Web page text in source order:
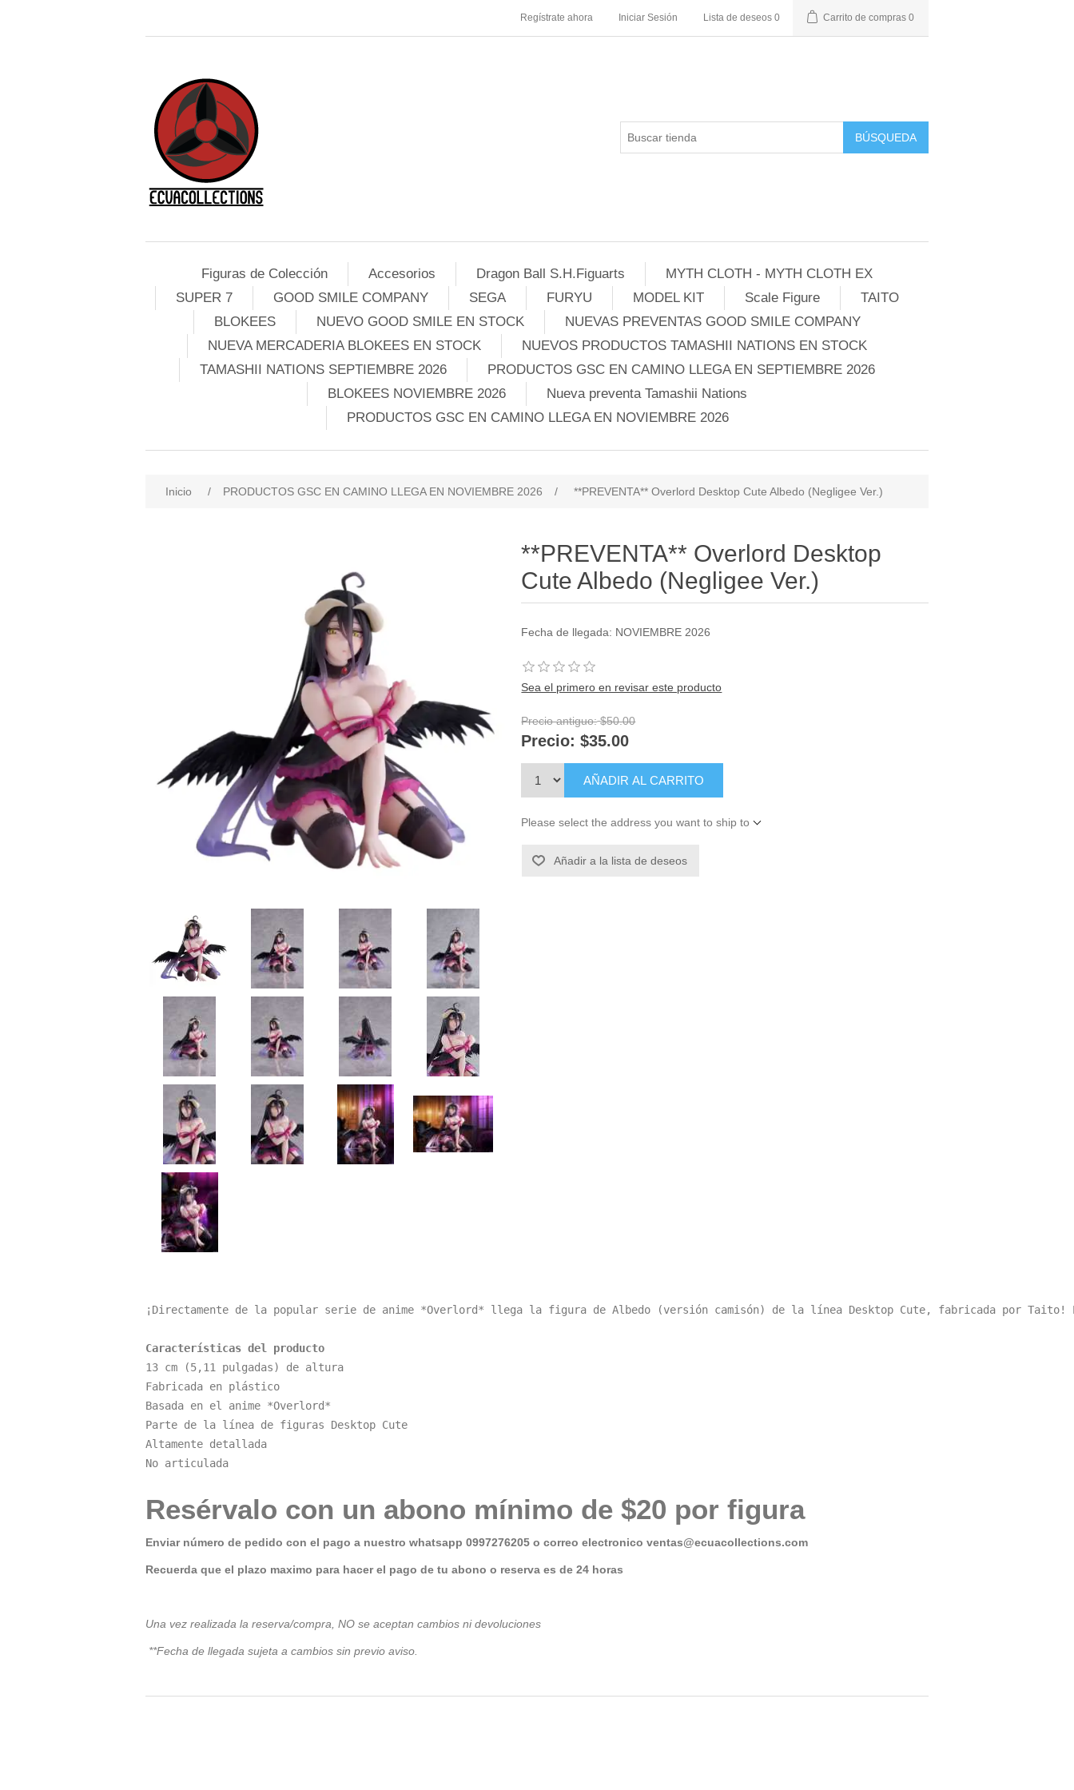
Regístrate ahora Iniciar Sesión Lista de deseos 0 Carrito de compras 0
BÚSQUEDA
Figuras de Colección Accesorios Dragon Ball S.H.Figuarts
MYTH CLOTH - MYTH CLOTH EX
SUPER 7
GOOD SMILE COMPANY SEGA FURYU MODEL KIT Scale Figure
TAITO
BLOKEES
NUEVO GOOD SMILE EN STOCK
NUEVAS PREVENTAS GOOD SMILE COMPANY
NUEVA MERCADERIA BLOKEES EN STOCK
NUEVOS PRODUCTOS TAMASHII NATIONS EN STOCK
TAMASHII NATIONS SEPTIEMBRE 2026
PRODUCTOS GSC EN CAMINO LLEGA EN SEPTIEMBRE 2026
BLOKEES NOVIEMBRE 2026
Nueva preventa Tamashii Nations
PRODUCTOS GSC EN CAMINO LLEGA EN NOVIEMBRE 2026
Inicio / PRODUCTOS GSC EN CAMINO LLEGA EN NOVIEMBRE 2026 / **PREVENTA** Overlord Desktop Cute Albedo (Negligee Ver.)
**PREVENTA** Overlord Desktop
Cute Albedo (Negligee Ver.)
Fecha de llegada: NOVIEMBRE 2026
Sea el primero en revisar este producto
Precio antiguo: $50.00
Precio: $35.00
AÑADIR AL CARRITO
Please select the address you want to ship to
Añadir a la lista de deseos
¡Directamente de la popular serie de anime *Overlord* llega la figura de Albedo (versión camisón) de la línea Desktop Cute, fabricada por
Características del producto
13 cm (5,11 pulgadas) de altura
Fabricada en plástico
Basada en el anime *Overlord*
Parte de la línea de figuras Desktop Cute
Altamente detallada
No articulada
Resérvalo con un abono mínimo de $20 por figura
Enviar número de pedido con el pago a nuestro whatsapp 0997276205 o correo electronico ventas@ecuacollections.com
Recuerda que el plazo maximo para hacer el pago de tu abono o reserva es de 24 horas
Una vez realizada la reserva/compra, NO se aceptan cambios ni devoluciones
**Fecha de llegada sujeta a cambios sin previo aviso.